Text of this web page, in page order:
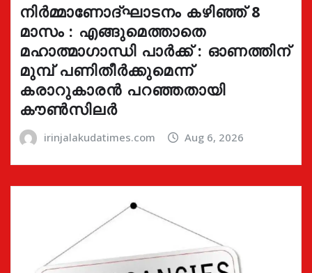
നിർമ്മാണോദ്ഘാടനം കഴിഞ്ഞ് 8
മാസം : എങ്ങുമെത്താതെ
മഹാത്മാഗാന്ധി പാർക്ക് : ഓണത്തിന്
മുമ്പ് പണിതീർക്കുമെന്ന്
കരാറുകാരൻ പറഞ്ഞതായി
കൗൺസിലർ
irinjalakudatimes.com Aug 6, 2026